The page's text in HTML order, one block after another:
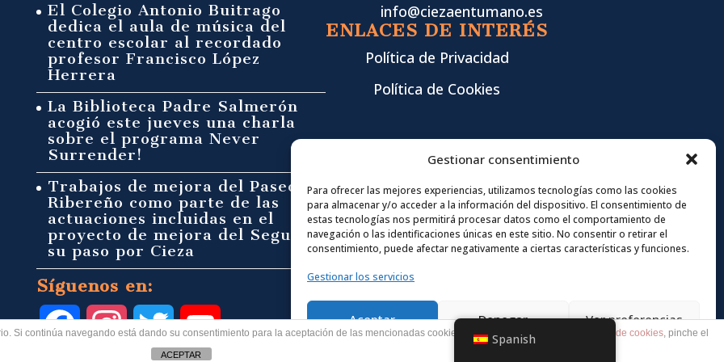
Gestionar consentimiento
Para ofrecer las mejores experiencias, utilizamos tecnologías como las cookies
para almacenar y/o acceder a la información del dispositivo. El consentimiento de
estas tecnologías nos permitirá procesar datos como el comportamiento de
navegación o las identificaciones únicas en este sitio. No consentir o retirar el
consentimiento, puede afectar negativamente a ciertas características y funciones.
Gestionar los servicios
Aceptar Denegar Ver preferencias
El Colegio Antonio Buitrago
dedica el aula de música del
centro escolar al recordado
profesor Francisco López
Herrera
La Biblioteca Padre Salmerón
acogió este jueves una charla
sobre el programa Never
Surrender!
Trabajos de mejora del Paseo
Ribereño como parte de las
actuaciones incluidas en el
proyecto de mejora del Segura a
su paso por Cieza
Síguenos en:
F I T Y
info@ciezaentumano.es
ENLACES DE INTERÉS
Política de Privacidad
Política de Cookies
Si continúa navegando está dando su consentimiento para la aceptación de las mencionadas cookies y la aceptación de nuestra política de cookies, pinche el
ACEPTAR
Spanish